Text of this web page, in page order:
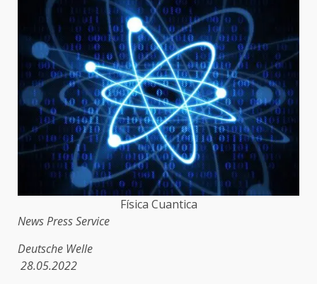
Física Cuantica
News Press Service
Deutsche Welle
28.05.2022